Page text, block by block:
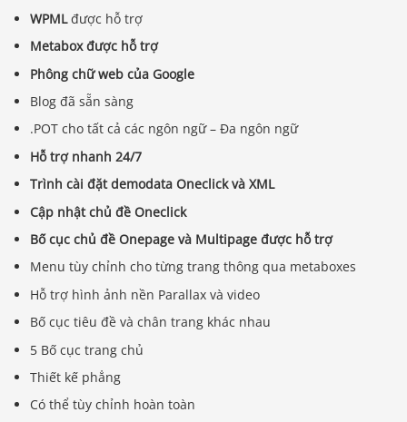
WPMLđược hỗ trợ
Metabox được hỗ trợ
Phông chữ web của Google
Blog đã sẵn sàng
.POT cho tất cả các ngôn ngữ – Đa ngôn ngữ
Hỗ trợ nhanh 24/7
Trình cài đặt demodata Oneclick và XML
Cập nhật chủ đề Oneclick
Bố cục chủ đề Onepage và Multipage được hỗ trợ
Menu tùy chỉnh cho từng trang thông qua metaboxes
Hỗ trợ hình ảnh nền Parallax và video
Bố cục tiêu đề và chân trang khác nhau
5 Bố cục trang chủ
Thiết kế phẳng
Có thể tùy chỉnh hoàn toàn